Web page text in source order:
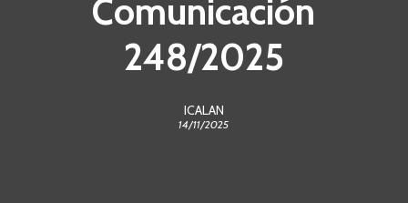
Comunicación
248/2025
ICALAN
14/11/2025